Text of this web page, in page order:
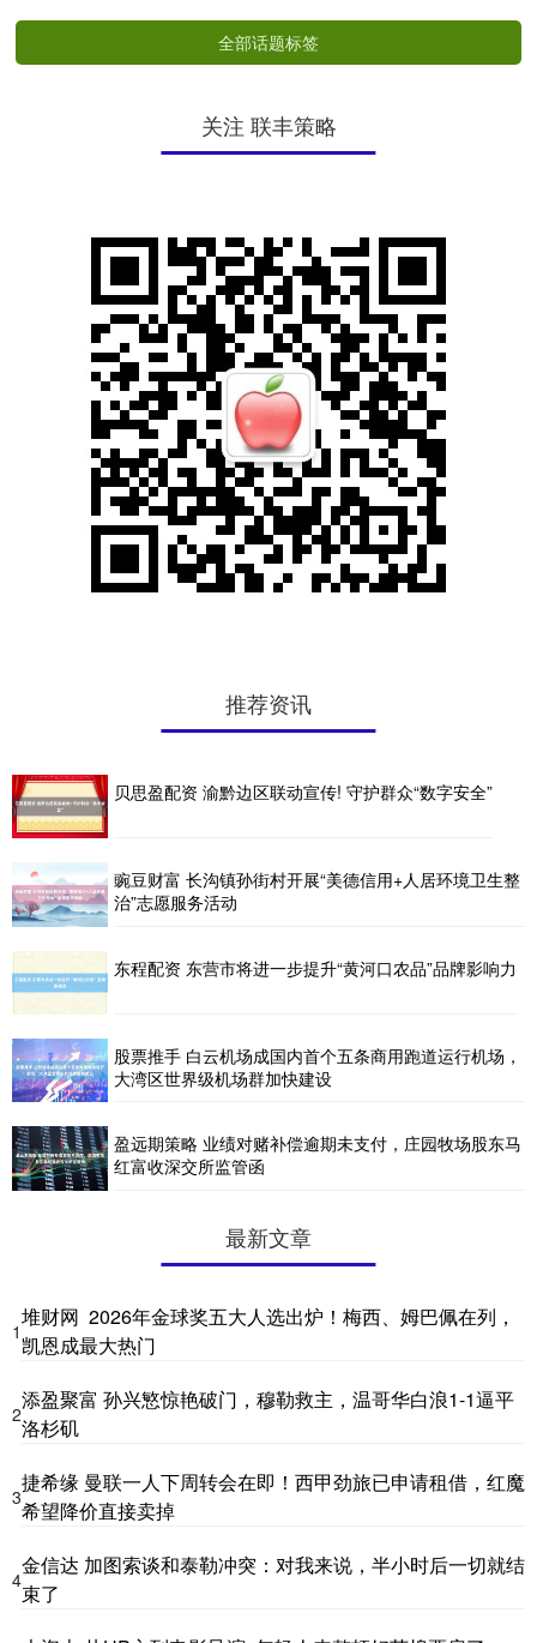
全部话题标签
关注 联丰策略
推荐资讯
贝思盈配资 渝黔边区联动宣传! 守护群众“数字安全”
豌豆财富 长沟镇孙街村开展“美德信用+人居环境卫生整
治”志愿服务活动
东程配资 东营市将进一步提升“黄河口农品”品牌影响力
股票推手 白云机场成国内首个五条商用跑道运行机场，
大湾区世界级机场群加快建设
盈远期策略 业绩对赌补偿逾期未支付，庄园牧场股东马
红富收深交所监管函
最新文章
1
堆财网 2026年金球奖五大人选出炉！梅西、姆巴佩在列，
凯恩成最大热门
2
添盈聚富 孙兴慜惊艳破门，穆勒救主，温哥华白浪1-1逼平
洛杉矶
3
捷希缘 曼联一人下周转会在即！西甲劲旅已申请租借，红魔
希望降价直接卖掉
4
金信达 加图索谈和泰勒冲突：对我来说，半小时后一切就结
束了